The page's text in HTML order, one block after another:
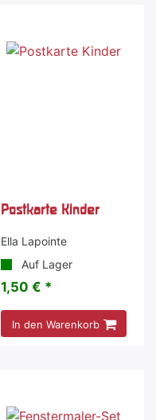
Postkarte Kinder
Ella Lapointe
Auf Lager
1,50 € *
In den Warenkorb